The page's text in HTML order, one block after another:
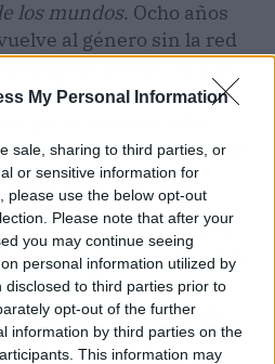
My Personal Information
sale, sharing to third parties, or
or sensitive information for
please use the below opt-out
Please note that after your
you may continue seeing
personal information utilized by
to third parties prior to
opt-out of the further
information by third parties on the
This information may
los mundos. Ocho años
al género sin la red
de referencias;
esas que te hacen olvidar
títulos de crédito.
alrededor del proyecto.
del alien, ni un adelanto
cuenta. En plena era del
ha conseguido
el mayor tráiler.